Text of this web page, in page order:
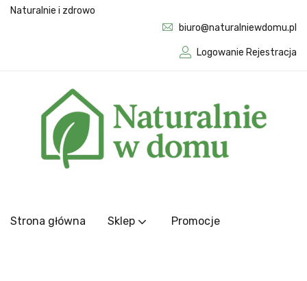
Naturalnie i zdrowo
biuro@naturalniewdomu.pl
Logowanie Rejestracja
Strona główna Sklep Promocje